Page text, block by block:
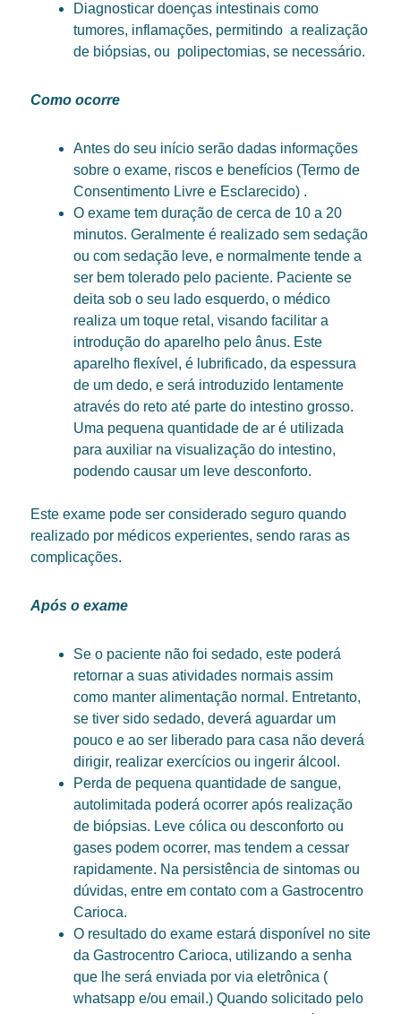
Diagnosticar doenças intestinais como
tumores, inflamações, permitindo a realização
de biópsias, ou polipectomias, se necessário.
Como ocorre
Antes do seu início serão dadas informações
sobre o exame, riscos e benefícios (Termo de
Consentimento Livre e Esclarecido) .
O exame tem duração de cerca de 10 a 20
minutos. Geralmente é realizado sem sedação
ou com sedação leve, e normalmente tende a
ser bem tolerado pelo paciente. Paciente se
deita sob o seu lado esquerdo, o médico
realiza um toque retal, visando facilitar a
introdução do aparelho pelo ânus. Este
aparelho flexível, é lubrificado, da espessura
de um dedo, e será introduzido lentamente
através do reto até parte do intestino grosso.
Uma pequena quantidade de ar é utilizada
para auxiliar na visualização do intestino,
podendo causar um leve desconforto.
Este exame pode ser considerado seguro quando
realizado por médicos experientes, sendo raras as
complicações.
Após o exame
Se o paciente não foi sedado, este poderá
retornar a suas atividades normais assim
como manter alimentação normal. Entretanto,
se tiver sido sedado, deverá aguardar um
pouco e ao ser liberado para casa não deverá
dirigir, realizar exercícios ou ingerir álcool.
Perda de pequena quantidade de sangue,
autolimitada poderá ocorrer após realização
de biópsias. Leve cólica ou desconforto ou
gases podem ocorrer, mas tendem a cessar
rapidamente. Na persistência de sintomas ou
dúvidas, entre em contato com a Gastrocentro
Carioca.
O resultado do exame estará disponível no site
da Gastrocentro Carioca, utilizando a senha
que lhe será enviada por via eletrônica (
whatsapp e/ou email.) Quando solicitado pelo